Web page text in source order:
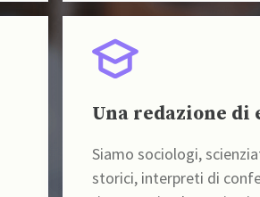
Una redazione di
Siamo sociologi,
storici, interpreti di